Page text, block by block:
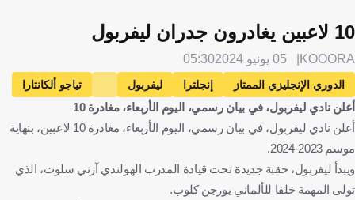
10 لاعبين يغادرون جدران ليفربول
KOOORA 05 يونيو 2024 05:30
الدوري الإنجليزي الممتاز إنجلترا ليفربول
تياجو ألكانتارا
إسبانيا
آرني سلوت هولندا جويل ماتيب
الكاميرون
أدام لويس
الإنتقالات كرة قدم
أعلن نادي ليفربول، في بيان رسمي، اليوم الأربعاء، مغادرة 10
أعلن نادي ليفربول، في بيان رسمي، اليوم الأربعاء، مغادرة 10 لاعبين، بنهاية
موسم 2023-2024.
ويبدأ ليفربول، حقبة جديدة تحت قيادة المدرب الهولندي آرني سلوت، الذي
تولى المهمة خلفا للألماني يورجن كلوب.